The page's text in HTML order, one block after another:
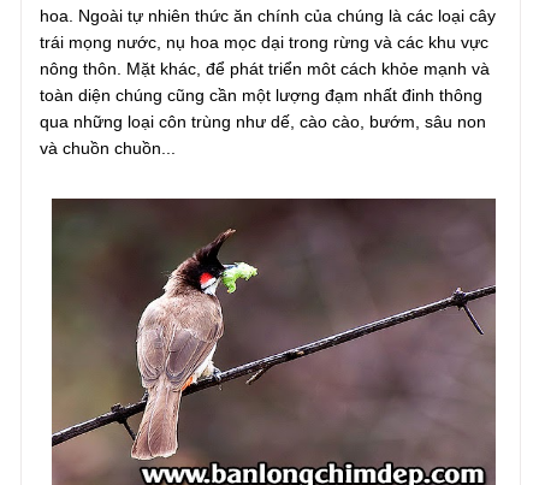
hoa. Ngoài tự nhiên thức ăn chính của chúng là các loại cây
trái mọng nước, nụ hoa mọc dại trong rừng và các khu vực
nông thôn. Mặt khác, để phát triển môt cách khỏe mạnh và
toàn diện chúng cũng cần một lượng đạm nhất đinh thông
qua những loại côn trùng như dế, cào cào, bướm, sâu non
và chuồn chuồn...